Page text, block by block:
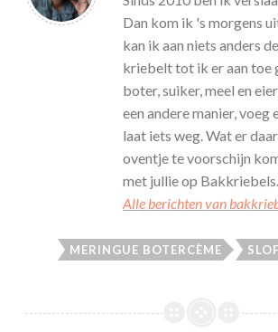
Dan kom ik 's morgens
kan ik aan niets anders
kriebelt tot ik er aan toe
boter, suiker, meel en
een andere manier, voeg
laat iets weg. Wat er
oventje te voorschijn
met jullie op
Alle berichten van
MERINGUE BOTERCÈME